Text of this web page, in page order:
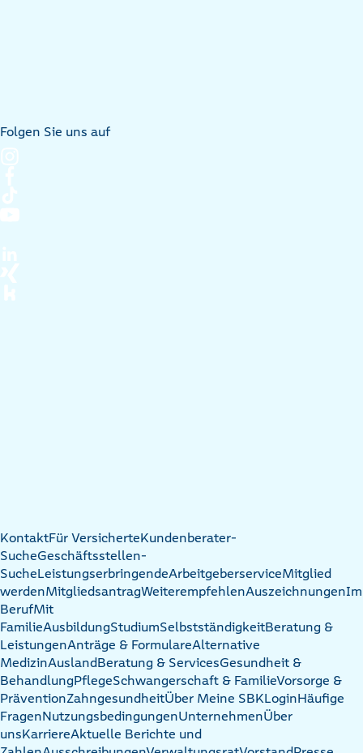
Folgen Sie uns auf
KontaktFür VersicherteKundenberater-
SucheGeschäftsstellen-
SucheLeistungserbringendeArbeitgeberserviceMitglied
werdenMitgliedsantragWeiterempfehlenAuszeichnungenIm
BerufMit
FamilieAusbildungStudiumSelbstständigkeitBeratung &
LeistungenAnträge & FormulareAlternative
MedizinAuslandBeratung & ServicesGesundheit &
BehandlungPflegeSchwangerschaft & FamilieVorsorge &
PräventionZahngesundheitÜber Meine SBKLoginHäufige
FragenNutzungsbedingungenUnternehmenÜber
unsKarriereAktuelle Berichte und